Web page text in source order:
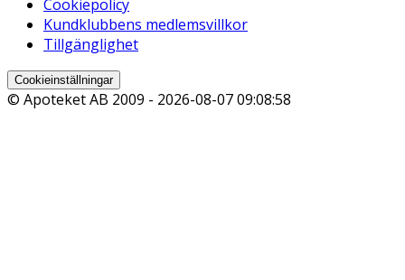
Cookiepolicy
Kundklubbens medlemsvillkor
Tillgänglighet
Cookieinställningar
© Apoteket AB 2009 - 2026-08-07 09:08:58